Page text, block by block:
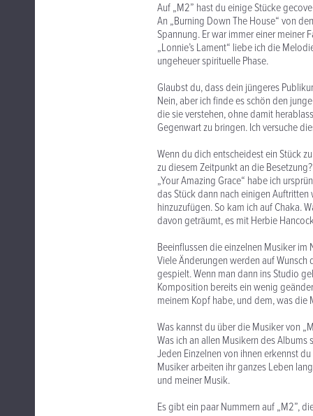
Auf „M2” hast du einige Stücke
An „Burning Down The House“ von
Spannung. Er war immer einer meiner
„Lonnie’s Lament“ liebe ich die
ungeheuer spirituelle Phase.
Glaubst du, dass dein jüngeres
Nein, aber ich finde es schön den
die sie verstehen, ohne damit
Gegenwart zu bringen. Ich versuche
Wenn du dich entscheidest ein Stück
zu diesem Zeitpunkt an die Besetzung?
„Your Amazing Grace“ habe ich
das Stück dann nach einigen
hinzuzufügen. So kam ich auf Chaka.
davon geträumt, es mit Herbie
Beeinflussen die einzelnen Musiker
Viele Änderungen werden auf
gespielt. Wenn man dann ins Studio
Komposition bereits ein wenig
meinem Kopf habe, und dem, was die
Was kannst du über die Musiker von
Was ich an allen Musikern des Albums
Jeden Einzelnen von ihnen erkennst
Musiker arbeiten ihr ganzes Leben
und meiner Musik.
Es gibt ein paar Nummern auf „M2”,